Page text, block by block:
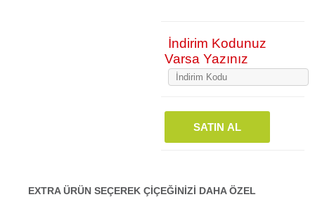
İndirim Kodunuz
Varsa Yazınız
SATIN AL
EXTRA ÜRÜN SEÇEREK ÇİÇEĞİNİZİ DAHA ÖZEL